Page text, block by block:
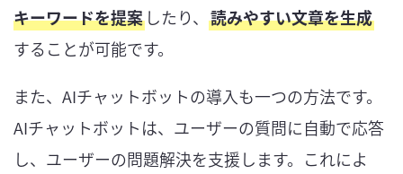
キーワードを提案 したり、 読みやすい文章を生成
することが可能です。
また、AIチャットボットの導入も一つの方法です。
AIチャットボットは、ユーザーの質問に自動で応答
し、ユーザーの問題解決を支援します。これによ